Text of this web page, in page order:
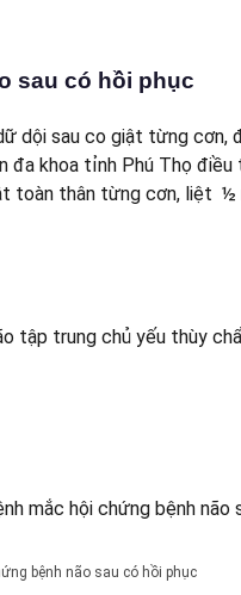
sau có hồi phục
dội sau co giật từng cơn,
đa khoa tỉnh Phú Thọ
toàn thân từng cơn, liệt
tập trung chủ yếu thùy
bệnh não sau có hồi phục